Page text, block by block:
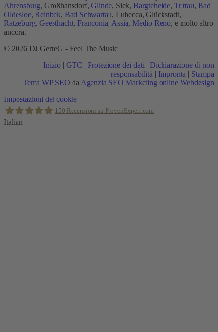
Ahrensburg, Großhansdorf, Glinde, Siek, Bargteheide, Trittau, Bad
Oldesloe, Reinbek, Bad Schwartau, Lubecca, Glückstadt,
Ratzeburg, Geesthacht, Franconia, Assia, Medio Reno, e molto altro
ancora.
© 2026 DJ GerreG - Feel The Music
Inizio | GTC | Protezione dei dati | Dichiarazione di non
responsabilità | Impronta | Stampa
Tema WP SEO da Agenzia SEO Marketing online Webdesign
Torna
in
alto
Impostazioni dei cookie
150 Recensioni su ProvenExpert.com
Italian